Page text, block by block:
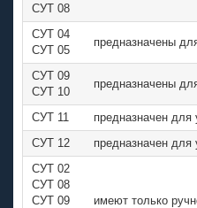
СУТ 08
СУТ 04
СУТ 05
предназначены
СУТ 09
СУТ 10
предназначены
СУТ 11
предназначен для
СУТ 12
предназначен
СУТ 02
СУТ 08
СУТ 09
имеют только